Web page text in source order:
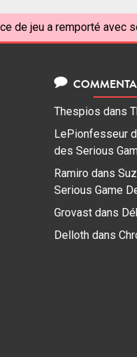
de jeu a remporté avec
Thespios dans
LePionfesseur
des Serious
Ramiro dans
Serious Game
Grovast dans
Delloth dans